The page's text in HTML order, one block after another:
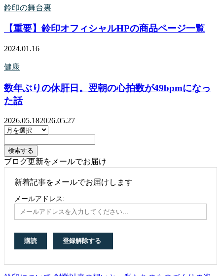
鈴印の舞台裏
【重要】鈴印オフィシャルHPの商品ページ一覧
2024.01.16
健康
数年ぶりの休肝日。翌朝の心拍数が49bpmになっ
た話
2026.05.182026.05.27
ブログ更新をメールでお届け
新着記事をメールでお届けします
メールアドレス: